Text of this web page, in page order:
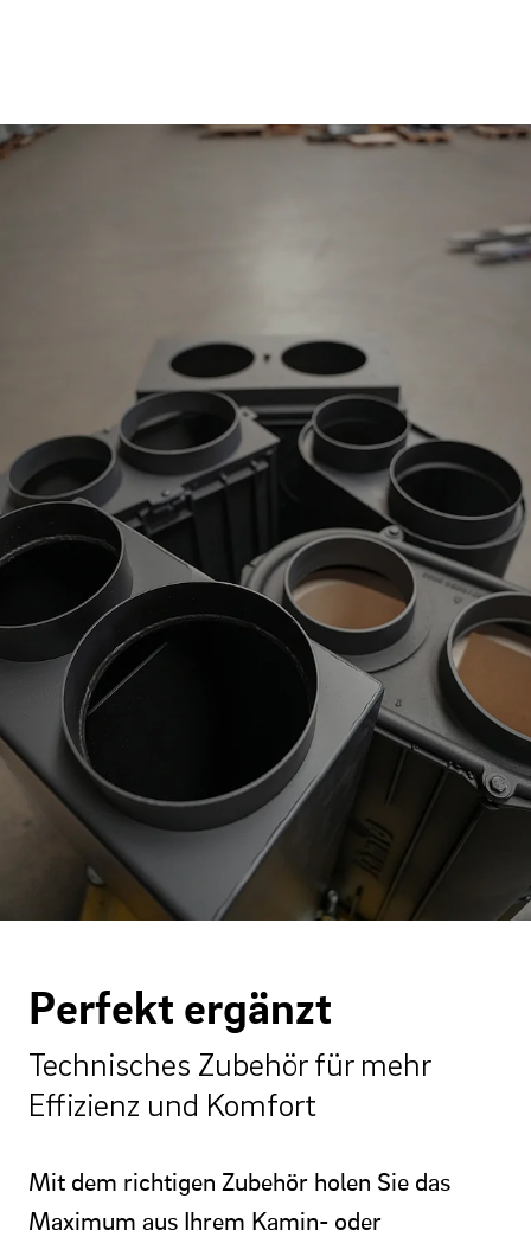
Perfekt ergänzt
Technisches Zubehör für mehr
Effizienz und Komfort
Mit dem richtigen Zubehör holen Sie das
Maximum aus Ihrem Kamin- oder